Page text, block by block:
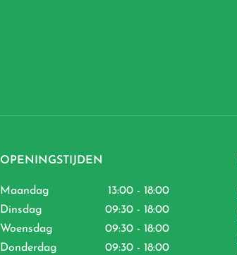
OPENINGSTIJDEN
Maandag
13:00 - 18:00
Dinsdag
09:30 - 18:00
Woensdag
09:30 - 18:00
Donderdag
09:30 - 18:00